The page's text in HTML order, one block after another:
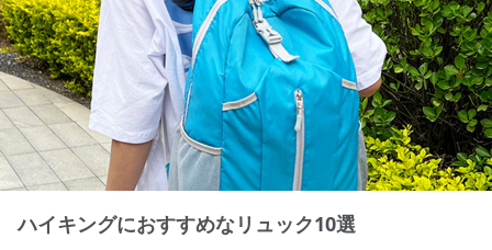
ハイキングにおすすめなリュック10選